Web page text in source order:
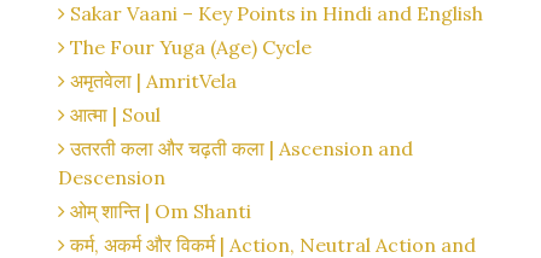
Sakar Vaani – Key Points in Hindi and English
The Four Yuga (Age) Cycle
अमृतवेला | AmritVela
आत्मा | Soul
उतरती कला और चढ़ती कला | Ascension and
Descension
ओम् शान्ति | Om Shanti
कर्म, अकर्म और विकर्म | Action, Neutral Action and